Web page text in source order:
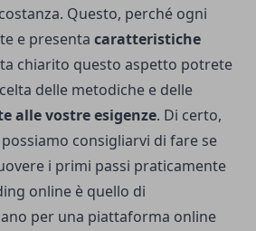
Questo, perché ogni
e presenta caratteristiche
chiarito questo aspetto potrete
delle metodiche e delle
alle vostre esigenze. Di certo,
consigliarvi di fare se
i primi passi praticamente
online è quello di
per una piattaforma online